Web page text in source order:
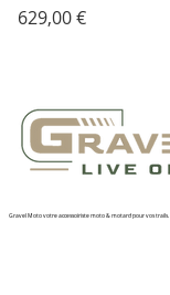
Prix
629,00 €
Gravel Moto votre accessoiriste moto & motard pour vos trails.